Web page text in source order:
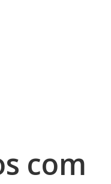
com